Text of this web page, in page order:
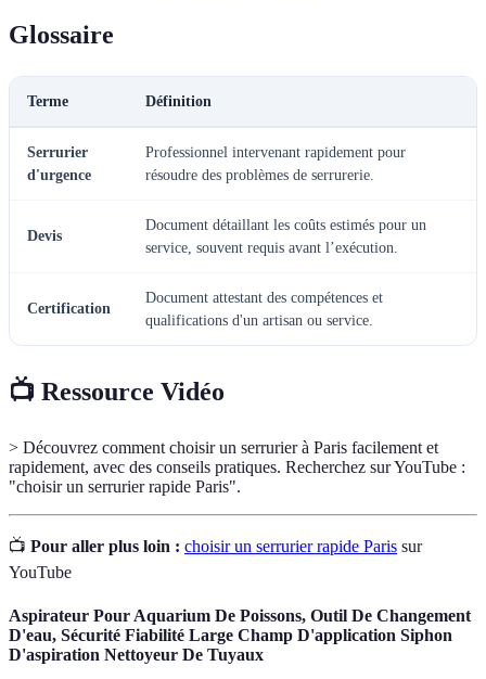
Glossaire
Terme Définition
Serrurier
d'urgence
Professionnel intervenant rapidement pour
résoudre des problèmes de serrurerie.
Devis
Document détaillant les coûts estimés pour un
service, souvent requis avant l’exécution.
Certification
Document attestant des compétences et
qualifications d'un artisan ou service.
📺 Ressource Vidéo
> Découvrez comment choisir un serrurier à Paris facilement et
rapidement, avec des conseils pratiques. Recherchez sur YouTube :
"choisir un serrurier rapide Paris".
📺 Pour aller plus loin : choisir un serrurier rapide Paris sur
YouTube
Aspirateur Pour Aquarium De Poissons, Outil De Changement
D'eau, Sécurité Fiabilité Large Champ D'application Siphon
D'aspiration Nettoyeur De Tuyaux